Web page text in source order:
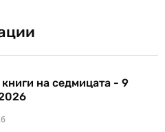
на седмицата - 9